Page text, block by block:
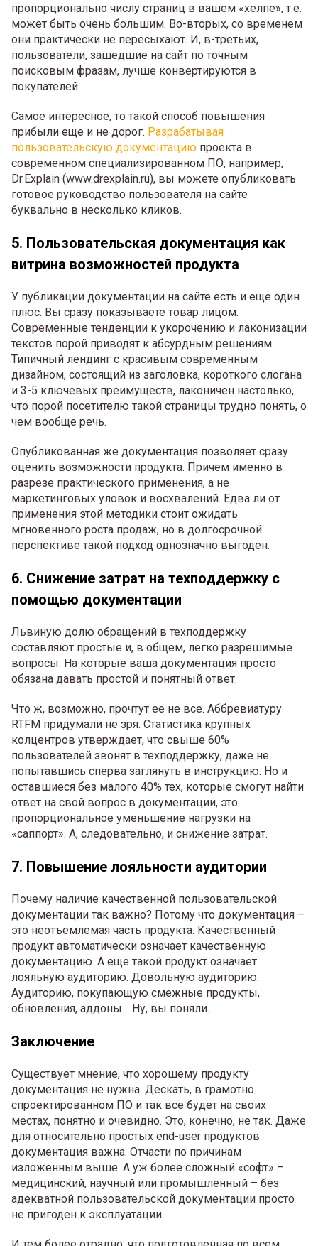
пропорционально числу страниц в вашем «хелпе», т.е.
может быть очень большим. Во-вторых, со временем
они практически не пересыхают. И, в-третьих,
пользователи, зашедшие на сайт по точным
поисковым фразам, лучше конвертируются в
покупателей.
Самое интересное, то такой способ повышения
прибыли еще и не дорог. Разрабатывая
пользовательскую документацию проекта в
современном специализированном ПО, например,
Dr.Explain (www.drexplain.ru), вы можете опубликовать
готовое руководство пользователя на сайте
буквально в несколько кликов.
5. Пользовательская документация как
витрина возможностей продукта
У публикации документации на сайте есть и еще один
плюс. Вы сразу показываете товар лицом.
Современные тенденции к укорочению и лаконизации
текстов порой приводят к абсурдным решениям.
Типичный лендинг с красивым современным
дизайном, состоящий из заголовка, короткого слогана
и 3-5 ключевых преимуществ, лаконичен настолько,
что порой посетителю такой страницы трудно понять, о
чем вообще речь.
Опубликованная же документация позволяет сразу
оценить возможности продукта. Причем именно в
разрезе практического применения, а не
маркетинговых уловок и восхвалений. Едва ли от
применения этой методики стоит ожидать
мгновенного роста продаж, но в долгосрочной
перспективе такой подход однозначно выгоден.
6. Снижение затрат на техподдержку с
помощью документации
Львиную долю обращений в техподдержку
составляют простые и, в общем, легко разрешимые
вопросы. На которые ваша документация просто
обязана давать простой и понятный ответ.
Что ж, возможно, прочтут ее не все. Аббревиатуру
RTFM придумали не зря. Статистика крупных
колцентров утверждает, что свыше 60%
пользователей звонят в техподдержку, даже не
попытавшись сперва заглянуть в инструкцию. Но и
оставшиеся без малого 40% тех, которые смогут найти
ответ на свой вопрос в документации, это
пропорциональное уменьшение нагрузки на
«саппорт». А, следовательно, и снижение затрат.
7. Повышение лояльности аудитории
Почему наличие качественной пользовательской
документации так важно? Потому что документация –
это неотъемлемая часть продукта. Качественный
продукт автоматически означает качественную
документацию. А еще такой продукт означает
лояльную аудиторию. Довольную аудиторию.
Аудиторию, покупающую смежные продукты,
обновления, аддоны… Ну, вы поняли.
Заключение
Существует мнение, что хорошему продукту
документация не нужна. Дескать, в грамотно
спроектированном ПО и так все будет на своих
местах, понятно и очевидно. Это, конечно, не так. Даже
для относительно простых end-user продуктов
документация важна. Отчасти по причинам
изложенным выше. А уж более сложный «софт» –
медицинский, научный или промышленный – без
адекватной пользовательской документации просто
не пригоден к эксплуатации.